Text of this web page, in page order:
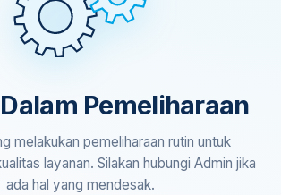
Pemeliharaan
melakukan pemeliharaan rutin untuk
layanan. Silakan hubungi Admin jika
ada hal yang mendesak.